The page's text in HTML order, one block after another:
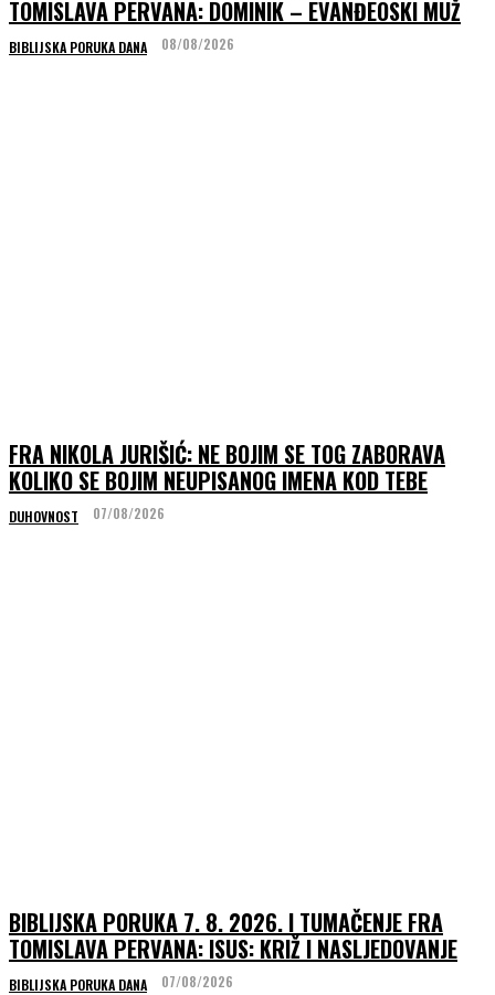
TOMISLAVA PERVANA: DOMINIK – EVANĐEOSKI MUŽ
BIBLIJSKA PORUKA DANA 08/08/2026
FRA NIKOLA JURIŠIĆ: NE BOJIM SE TOG ZABORAVA
KOLIKO SE BOJIM NEUPISANOG IMENA KOD TEBE
DUHOVNOST 07/08/2026
BIBLIJSKA PORUKA 7. 8. 2026. I TUMAČENJE FRA
TOMISLAVA PERVANA: ISUS: KRIŽ I NASLJEDOVANJE
BIBLIJSKA PORUKA DANA 07/08/2026